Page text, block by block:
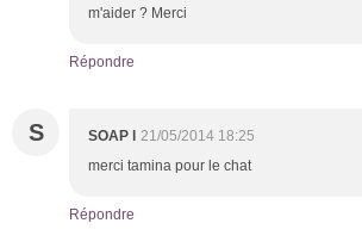
m'aider ? Merci
Répondre
S SOAP l 21/05/2014 18:25
merci tamina pour le chat
Répondre